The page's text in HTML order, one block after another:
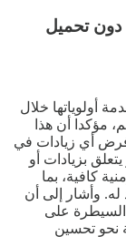
دون تحميل
أولوياتها خلال
مؤكدا أن هذا
أي زيادات في
بزيادات أو
كافية، بما
وأشار إلى أن
السيطرة على
نحو تحسين